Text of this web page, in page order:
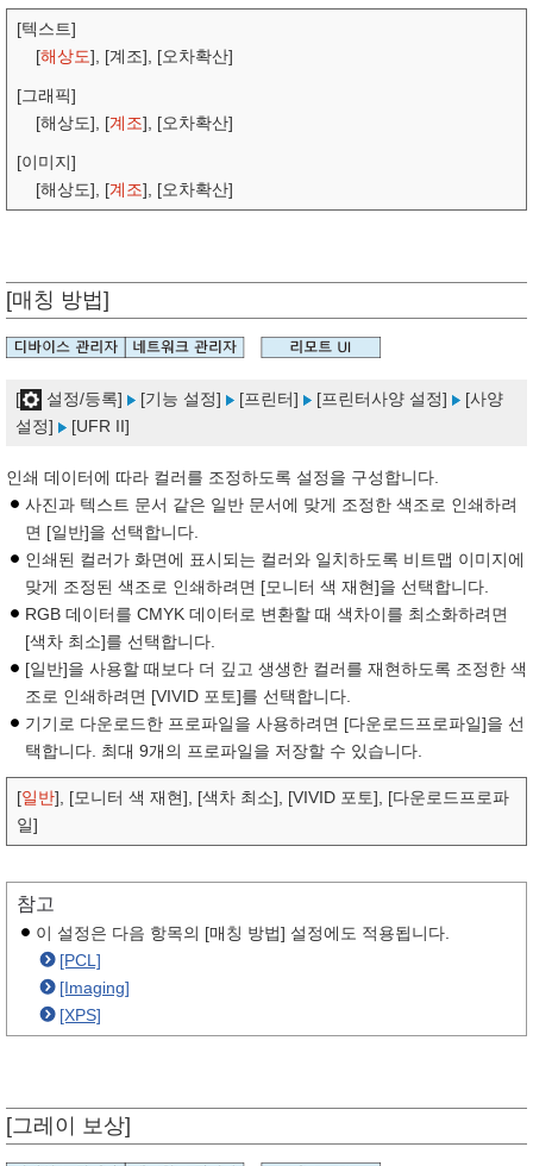
[텍스트]
[해상도], [계조], [오차확산]
[그래픽]
[해상도], [계조], [오차확산]
[이미지]
[해상도], [계조], [오차확산]
[매칭 방법]
[ 설정/등록] [기능 설정] [프린터] [프린터사양 설정]
[사양
설정]
[UFR II]
인쇄 데이터에 따라 컬러를 조정하도록 설정을 구성합니다.
사진과 텍스트 문서 같은 일반 문서에 맞게 조정한 색조로 인쇄하려
면 [일반]을 선택합니다.
인쇄된 컬러가 화면에 표시되는 컬러와 일치하도록 비트맵 이미지에
맞게 조정된 색조로 인쇄하려면 [모니터 색 재현]을 선택합니다.
RGB 데이터를 CMYK 데이터로 변환할 때 색차이를 최소화하려면
[색차 최소]를 선택합니다.
[일반]을 사용할 때보다 더 깊고 생생한 컬러를 재현하도록 조정한 색
조로 인쇄하려면 [VIVID 포토]를 선택합니다.
기기로 다운로드한 프로파일을 사용하려면 [다운로드프로파일]을 선
택합니다. 최대 9개의 프로파일을 저장할 수 있습니다.
[일반], [모니터 색 재현], [색차 최소], [VIVID 포토], [다운로드프로파
일]
참고
이 설정은 다음 항목의 [매칭 방법] 설정에도 적용됩니다.
[PCL]
[Imaging]
[XPS]
[그레이 보상]